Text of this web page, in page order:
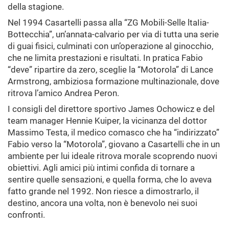
della stagione.
Nel 1994 Casartelli passa alla “ZG Mobili-Selle ltaIia-
Bottecchia”, un’annata-calvario per via di tutta una serie
di guai fisici, culminati con un’operazione al ginocchio,
che ne limita prestazioni e risultati. In pratica Fabio
“deve” ripartire da zero, sceglie la “Motorola” di Lance
Armstrong, ambiziosa formazione multinazionale, dove
ritrova l’amico Andrea Peron.
I consigli del direttore sportivo James Ochowicz e del
team manager Hennie Kuiper, la vicinanza del dottor
Massimo Testa, il medico comasco che ha “indirizzato”
Fabio verso la “Motorola”, giovano a Casartelli che in un
ambiente per lui ideale ritrova morale scoprendo nuovi
obiettivi. Agli amici più intimi confida di tornare a
sentire quelle sensazioni, e quella forma, che lo aveva
fatto grande nel 1992. Non riesce a dimostrarlo, il
destino, ancora una volta, non è benevolo nei suoi
confronti.